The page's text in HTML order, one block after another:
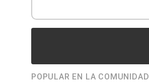
POPULAR EN LA COMUNIDAD